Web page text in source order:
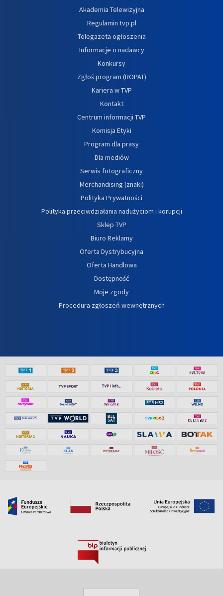
Akademia Telewizyjna
Regulamin tvp.pl
Telegazeta ogłoszenia
Informacje o nadawcy
Konkursy
Zgłoś program (ROPAT)
Kariera w TVP
Kontakt
Centrum informacji TVP
Komisja Etyki
Program dla prasy
Dla mediów
Serwis fotograficzny
Merchandising (znaki)
Polityka Prywatności
Polityka przeciwdziałania nadużyciom i korupcji
Sklep TVP
Biuro Reklamy
Oferta Dystrybucyjna
Oferta Handlowa
Dostępność
Moje zgody
Procedura zgłoszeń wewnętrznych